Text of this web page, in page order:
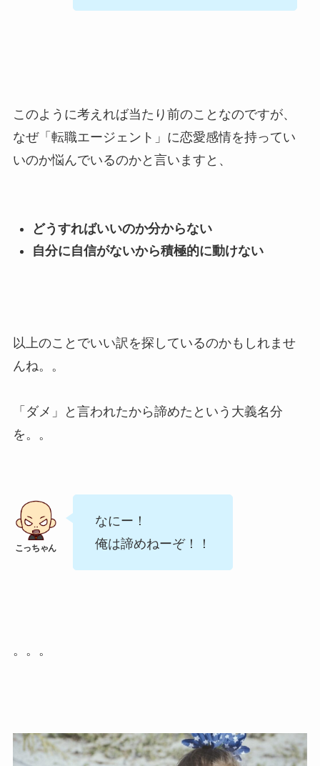
このように考えれば当たり前のことなのですが、
なぜ「転職エージェント」に恋愛感情を持ってい
いのか悩んでいるのかと言いますと、
どうすればいいのか分からない
自分に自信がないから積極的に動けない
以上のことでいい訳を探しているのかもしれませ
んね。。
「ダメ」と言われたから諦めたという大義名分
を。。
なにー！
俺は諦めねーぞ！！
。。。